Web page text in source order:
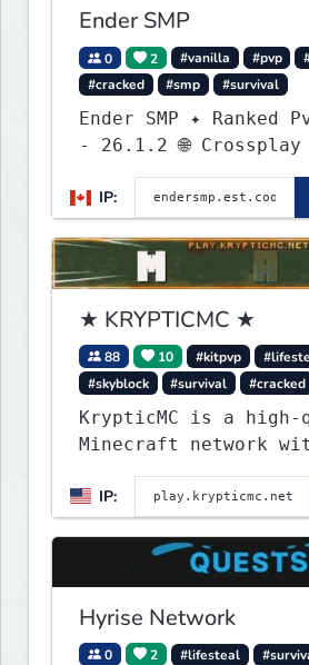
Ender SMP
0 2 #vanilla #pvp
#cracked
#smp #survival
Ender SMP ✦ Ranked
- 26.1.2 🌐 Crossplay 💰 Rewards
🛠 Custom Gear
IP:
★ KRYPTICMC ★
88 10 #kitpvp
#skyblock
#survival #cracked
KrypticMC is a
Minecraft network
play. Minigames,
Lifesteal, Prison,
Bedwars, Skywars, &
IP:
Hyrise Network
0 2 #lifesteal